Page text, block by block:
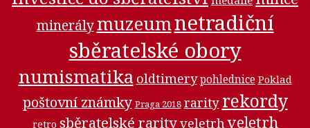
minerálymuzeumnetradiční
sběratelské obory
numismatika oldtimery pohlednice Poklad
poštovní známky Praga 2018 rarity rekordy
retro sběratelské rarityveletrhveletrh